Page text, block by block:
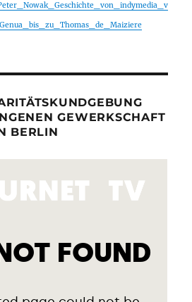
GEWERKSCHAFT
BERLIN